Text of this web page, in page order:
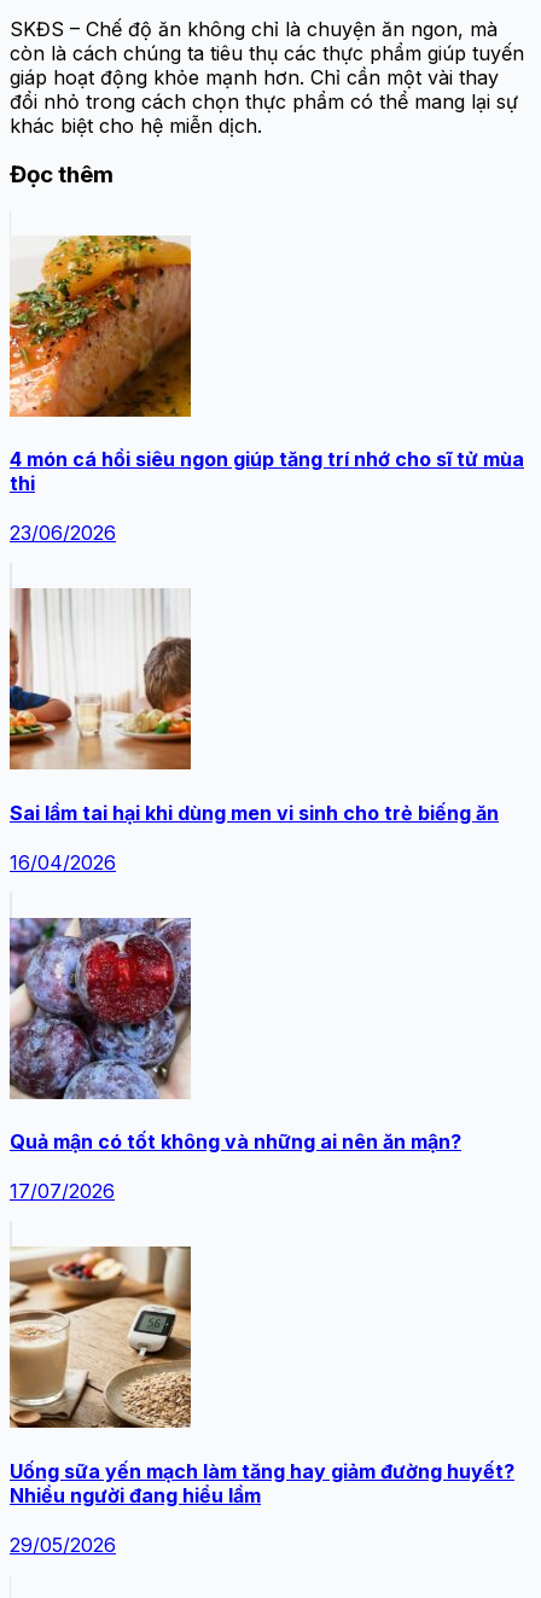
SKĐS – Chế độ ăn không chỉ là chuyện ăn ngon, mà
còn là cách chúng ta tiêu thụ các thực phẩm giúp tuyến
giáp hoạt động khỏe mạnh hơn. Chỉ cần một vài thay
đổi nhỏ trong cách chọn thực phẩm có thể mang lại sự
khác biệt cho hệ miễn dịch.
Đọc thêm
4 món cá hồi siêu ngon giúp tăng trí nhớ cho sĩ tử mùa
thi
23/06/2026
Sai lầm tai hại khi dùng men vi sinh cho trẻ biếng ăn
16/04/2026
Quả mận có tốt không và những ai nên ăn mận?
17/07/2026
Uống sữa yến mạch làm tăng hay giảm đường huyết?
Nhiều người đang hiểu lầm
29/05/2026